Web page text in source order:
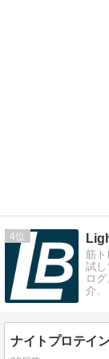
4
筋
試し
ロ
介、